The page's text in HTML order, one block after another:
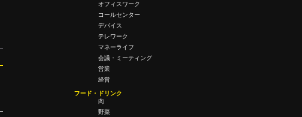
オフィスワーク
コールセンター
デバイス
テレワーク
マネーライフ
会議・ミーティング
営業
経営
フード・ドリンク
肉
野菜